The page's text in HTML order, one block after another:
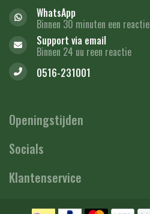
WhatsApp
Binnen 30 minuten een reactie
Support via email
Binnen 24 uu reen reactie
0516-231001
Openingstijden
Socials
Klantenservice